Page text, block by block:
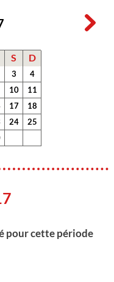
S D
3
4
10
11
17
18
24
25
pour cette période